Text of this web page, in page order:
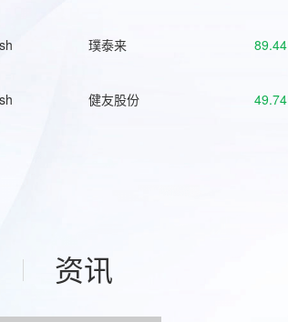
璞泰来 89.44
健友股份 49.74
资讯